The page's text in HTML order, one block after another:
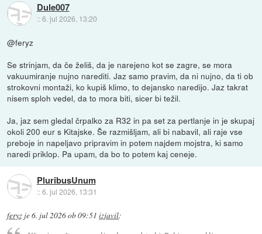
Dule007
::6. jul 2026, 13:20
@feryz
Se strinjam, da če želiš, da je narejeno kot se zagre, se mora
vakuumiranje nujno narediti. Jaz samo pravim, da ni nujno, da ti ob
strokovni montaži, ko kupiš klimo, to dejansko naredijo. Jaz takrat
nisem sploh vedel, da to mora biti, sicer bi težil.
Ja, jaz sem gledal črpalko za R32 in pa set za pertlanje in je skupaj
okoli 200 eur s Kitajske. Še razmišljam, ali bi nabavil, ali raje vse
preboje in napeljavo pripravim in potem najdem mojstra, ki samo
naredi priklop. Pa upam, da bo to potem kaj ceneje.
PluribusUnum
::6. jul 2026, 13:31
feryz je6. jul 2026 ob 09:51 izjavil: